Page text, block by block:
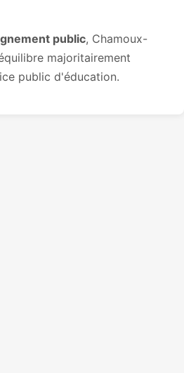
public, Chamoux-
majoritairement
public d'éducation.